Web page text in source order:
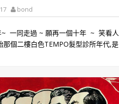
bond
~ 一同走過 ~ 願再一個十年 ~ 笑看人
那個二樓白色TEMPO髮型診所年代,是